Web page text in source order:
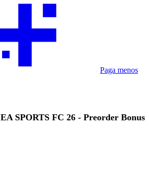
Paga menos
EA SPORTS FC 26 - Preorder Bonus